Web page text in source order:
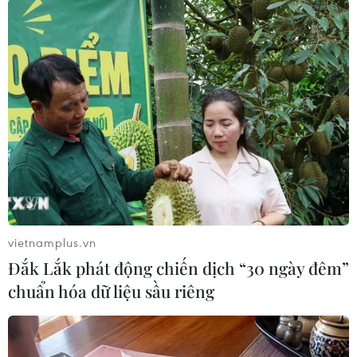
Lực lượng y tế và cảnh sát phòng cháy chữa
cháy túc trực trong suốt thời gian diễn ra sự
kiện để kịp thời xử lý các tình huống xảy ra./.
(TTXVN/Vietnam+)
vietnamplus.vn
Đắk Lắk phát động chiến dịch “30 ngày đêm”
chuẩn hóa dữ liệu sầu riêng